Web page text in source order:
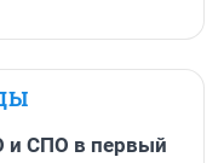
и СПО в первый